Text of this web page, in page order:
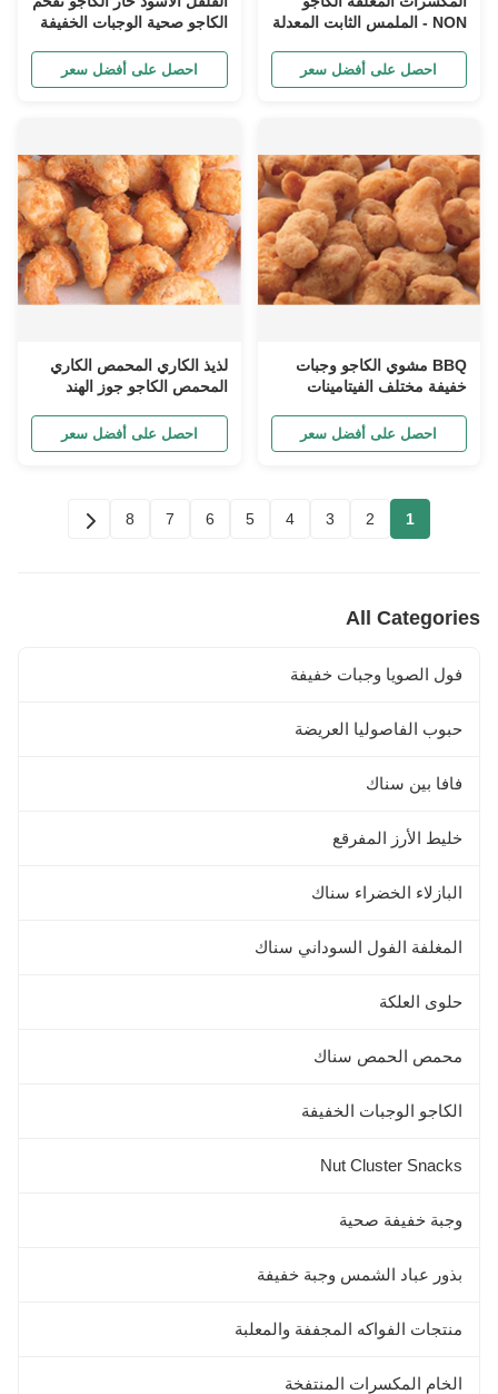
NON - الملمس الثابت المعدلة
احصل على أفضل سعر
الكاجو صحية الوجبات الخفيفة
اليهودية المنتجات
احصل على أفضل سعر
BBQ مشوي الكاجو وجبات
خفيفة مختلف الفيتامينات
احصل على أفضل سعر
لذيذ الكاري المحمص الكاري
المحمص الكاجو جوز الهند
احصل على أفضل سعر
1
2
3
4
5
6
7
8
All Categories
فول الصويا وجبات خفيفة
حبوب الفاصوليا العريضة
فافا بين سناك
خليط الأرز المفرقع
البازلاء الخضراء سناك
المغلفة الفول السوداني سناك
حلوى العلكة
محمص الحمص سناك
الكاجو الوجبات الخفيفة
Nut Cluster Snacks
وجبة خفيفة صحية
بذور عباد الشمس وجبة خفيفة
منتجات الفواكه المجففة والمعلبة
الخام المكسرات المنتفخة